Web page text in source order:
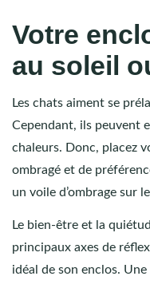
Votre
au soleil
Les chats aiment se
Cependant, ils peuvent
chaleurs. Donc, placez
ombragé et de
un voile d’ombrage sur
Le bien-être et la
principaux axes de
idéal de son enclos.